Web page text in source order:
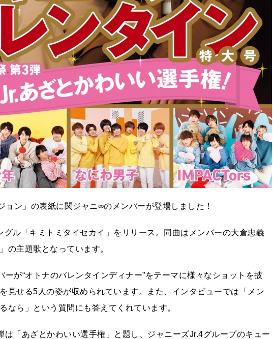
ン」の表紙に関ジャニ∞のメンバーが登場しました！
ル「キミトミタイセカイ」をリリース。同曲はメンバーの大倉忠義
の主題歌となっています。
が“オトナのバレンタインディナー”をテーマに様々なショットを披
見せる5人の姿が収められています。また、インタビューでは「メン
なら」という質問にも答えてくれています。
は「あざとかわいい選手権」と題し、ジャニーズJr.4グループのキュー